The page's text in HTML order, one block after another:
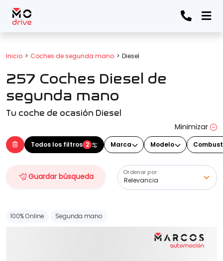
Inicio Coches de segunda mano Diesel
257 Coches Diesel de
segunda mano
Tu coche de ocasión Diesel
Minimizar
Todos los filtros 2 Marca Modelo
Guardar búsqueda Ordenar por:
Todos los filtros
Marca
(Elige una o varias marcas)
(Elige uno o varios modelos)
Precio
100% Online Segunda mano